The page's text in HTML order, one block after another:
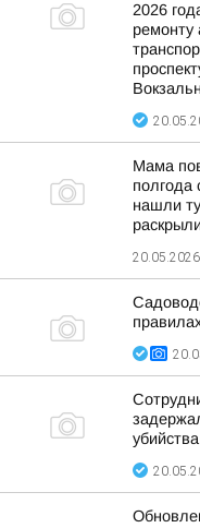
2026
ремонту
Мама
полгода
нашли